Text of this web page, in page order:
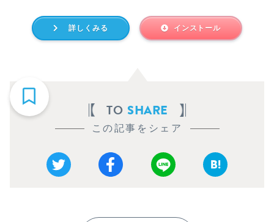
詳しくみる インストール
TO SHARE
この記事をシェア